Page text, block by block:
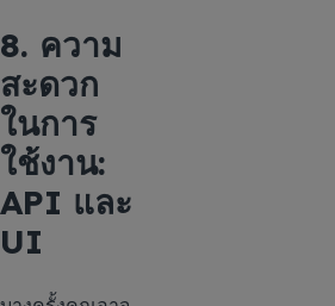
8. ความ
สะดวก
ในการ
ใช้งาน:
API และ
UI